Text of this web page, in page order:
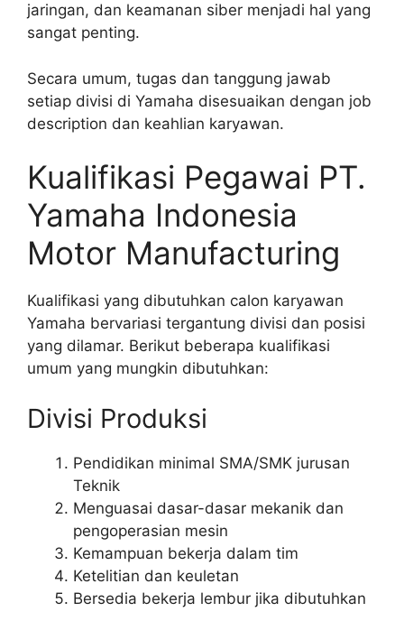
jaringan, dan keamanan siber menjadi hal yang
sangat penting.
Secara umum, tugas dan tanggung jawab
setiap divisi di Yamaha disesuaikan dengan job
description dan keahlian karyawan.
Kualifikasi Pegawai PT.
Yamaha Indonesia
Motor Manufacturing
Kualifikasi yang dibutuhkan calon karyawan
Yamaha bervariasi tergantung divisi dan posisi
yang dilamar. Berikut beberapa kualifikasi
umum yang mungkin dibutuhkan:
Divisi Produksi
Pendidikan minimal SMA/SMK jurusan
Teknik
Menguasai dasar-dasar mekanik dan
pengoperasian mesin
Kemampuan bekerja dalam tim
Ketelitian dan keuletan
Bersedia bekerja lembur jika dibutuhkan